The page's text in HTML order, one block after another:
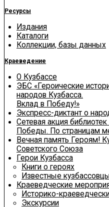
Ресурсы
Издания
Каталоги
Коллекции, базы данных
Краеведение
О Кузбассе
ЭБС «Героические
народов Кузбасса.
Вклад в Победу!»
Экспресс-диктант о
Сетевая акция
Победы. По страницам
Вечная память Героям!
Советского Союза
Герои Кузбасса
Книги о героях
Известные
Краеведческие
Историко-
Экскурсии